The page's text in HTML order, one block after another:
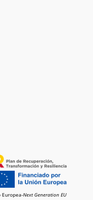
Europea-Next Generation EU